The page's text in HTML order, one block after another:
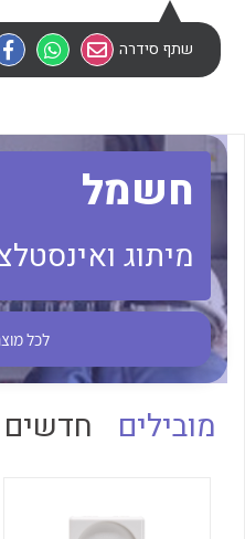
לכל מוצרי היצרן
לכל מוצרי היצרן
שתף סידרה
חשמל
מיתוג
לכל
מובילים חדשים